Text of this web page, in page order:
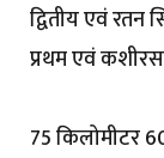
द्वितीय एवं रतन
प्रथम एवं
75 किलोमीटर